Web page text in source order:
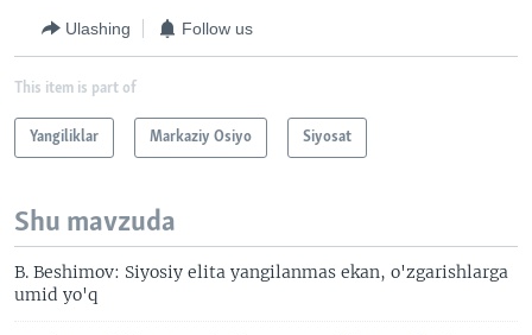
Ulashing Follow us
This item is part of
Yangiliklar Markaziy Osiyo Siyosat
Shu mavzuda
B. Beshimov: Siyosiy elita yangilanmas ekan, o'zgarishlarga
umid yo'q